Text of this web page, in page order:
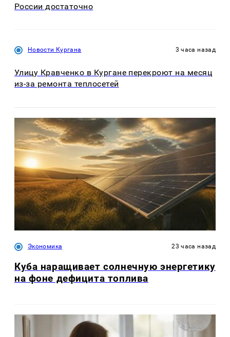
России достаточно
Новости Кургана 3 часа назад
Улицу Кравченко в Кургане перекроют на месяц
из-за ремонта теплосетей
Экономика 23 часа назад
Куба наращивает солнечную энергетику
на фоне дефицита топлива